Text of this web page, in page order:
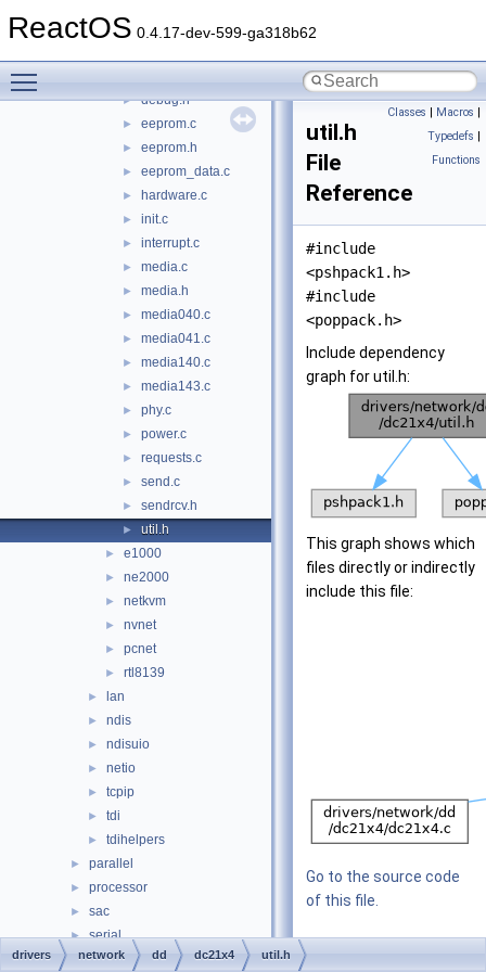
ReactOS 0.4.17-dev-599-ga318b62
► dc21x4.h
► debug.h
► eeprom.c
► eeprom.h
► eeprom_data.c
► hardware.c
► init.c
► interrupt.c
► media.c
► media.h
► media040.c
► media041.c
► media140.c
► media143.c
► phy.c
► power.c
► requests.c
► send.c
► sendrcv.h
► util.h
► e1000
► ne2000
► netkvm
► nvnet
► pcnet
► rtl8139
► lan
► ndis
► ndisuio
► netio
► tcpip
► tdi
► tdihelpers
► parallel
► processor
► sac
► serial
► setup
Classes | Macros |
Typedefs |
Functions
util.h
File
Reference
#include
<pshpack1.h>
#include
<poppack.h>
Include dependency
graph for util.h:
This graph shows which
files directly or indirectly
include this file:
Go to the source code
of this file.
Classes
drivers network dd dc21x4 util.h